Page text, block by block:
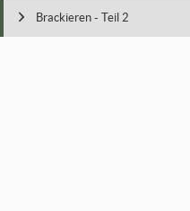
Brackieren - Teil 2